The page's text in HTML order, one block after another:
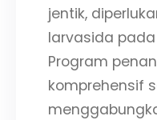
jentik,
larvasida
Program
komprehensif